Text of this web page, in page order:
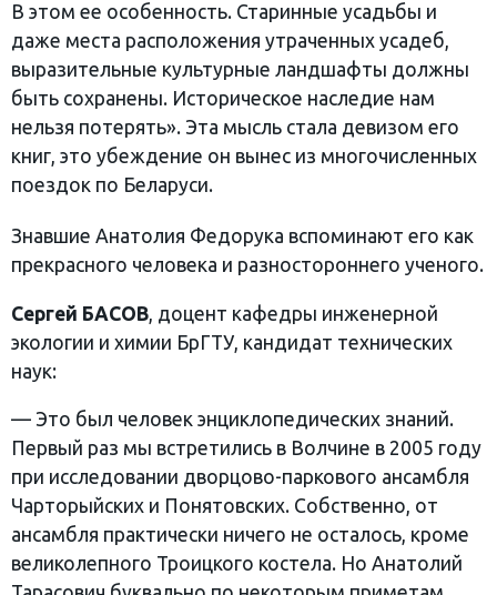
В этом ее особенность. Старинные усадьбы и
даже места расположения утраченных усадеб,
выразительные культурные ландшафты должны
быть сохранены. Историческое наследие нам
нельзя потерять». Эта мысль стала девизом его
книг, это убеждение он вынес из многочисленных
поездок по Беларуси.
Знавшие Анатолия Федорука вспоминают его как
прекрасного человека и разностороннего ученого.
Сергей БАСОВ , доцент кафедры инженерной
экологии и химии БрГТУ, кандидат технических
наук:
— Это был человек энциклопедических знаний.
Первый раз мы встретились в Волчине в 2005 году
при исследовании дворцово-паркового ансамбля
Чарторыйских и Понятовских. Собственно, от
ансамбля практически ничего не осталось, кроме
великолепного Троицкого костела. Но Анатолий